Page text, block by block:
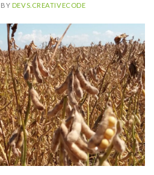
BY DEVS.CREATIVECODE